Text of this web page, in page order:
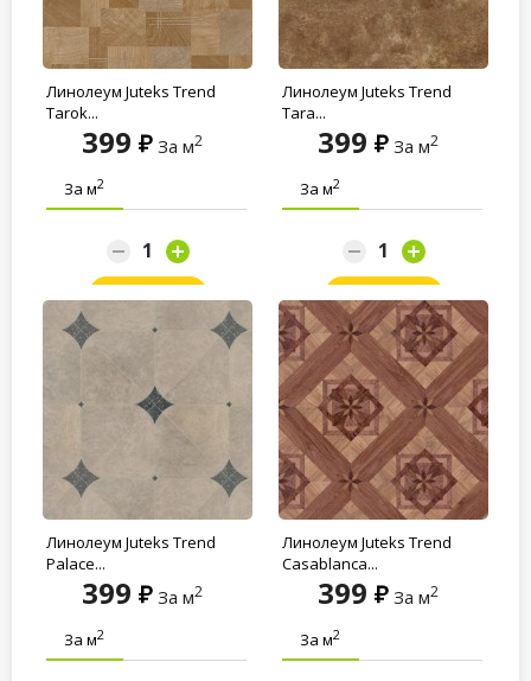
Линолеум Juteks Trend
Tarok...
399 За м2
За м2
Линолеум Juteks Trend
Tara...
399 За м2
За м2
Линолеум Juteks Trend
Palace...
399 За м2
За м2
Линолеум Juteks Trend
Casablanca...
399 За м2
За м2